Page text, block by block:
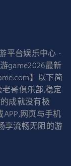
平台娱乐中心 -
game2026最新
】以下简
哥俱乐部,稳定
成就没有极
网页与手机
享流畅无阻的游